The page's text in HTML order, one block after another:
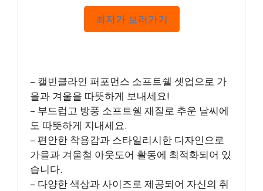
최저가 보러가기
– 캘빈클라인 퍼포먼스 소프트쉘 셋업으로 가
을과 겨울을 따뜻하게 보내세요!
– 부드럽고 방풍 소프트쉘 재질로 추운 날씨에
도 따뜻하게 지내세요.
– 편안한 착용감과 스타일리시한 디자인으로
가을과 겨울철 아웃도어 활동에 최적화되어 있
습니다.
– 다양한 색상과 사이즈로 제공되어 자신의 취